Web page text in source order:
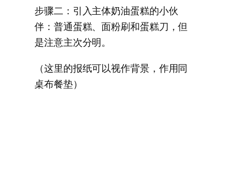
步骤二：引入主体奶油蛋糕的小伙
伴：普通蛋糕、面粉刷和蛋糕刀，但
是注意主次分明。
（这里的报纸可以视作背景，作用同
桌布餐垫）